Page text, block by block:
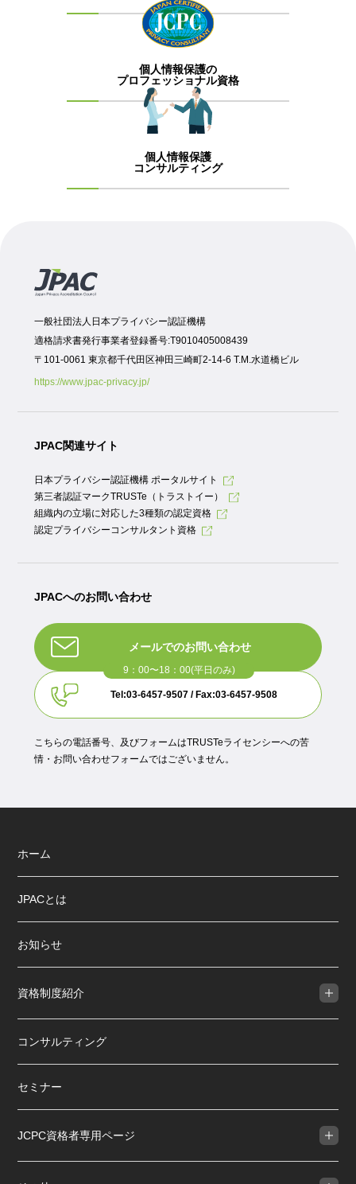
個人情報保護の
プロフェッショナル資格
個人情報保護
コンサルティング
一般社団法人日本プライバシー認証機構
適格請求書発行事業者登録番号:T9010405008439
〒101-0061 東京都千代田区神田三崎町2-14-6 T.M.水道橋ビル
https://www.jpac-privacy.jp/
JPAC関連サイト
日本プライバシー認証機構 ポータルサイト
第三者認証マークTRUSTe（トラストイー）
組織内の立場に対応した3種類の認定資格
認定プライバシーコンサルタント資格
JPACへのお問い合わせ
メールでのお問い合わせ
Tel:03-6457-9507 / Fax:03-6457-9508
こちらの電話番号、及びフォームはTRUSTeライセンシーへの苦
情・お問い合わせフォームではございません。
ホーム
JPACとは
お知らせ
資格制度紹介
コンサルティング
セミナー
JCPC資格者専用ページ